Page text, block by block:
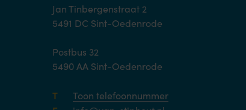
Jan Tinbergenstraat 2
5491 DC Sint-Oedenrode
Postbus 32
5490 AA Sint-Oedenrode
T Toon telefoonnummer